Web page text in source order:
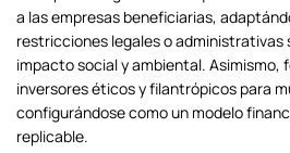
a las empresas beneficiarias,
restricciones legales o administrativas
impacto social y ambiental. Asimismo,
inversores éticos y filantrópicos para
configurándose como un modelo
replicable.